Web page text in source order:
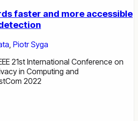
faster and more accessible
Piotr Syga
21st International Conference on
in Computing and
2022